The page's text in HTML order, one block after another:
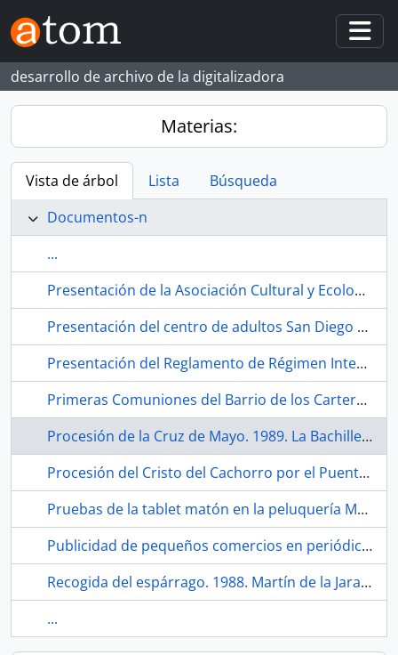
Skip to main content
desarrollo de archivo de la digitalizadora
Materias:
Vista de árbol Lista
Búsqueda
Documentos-n
...
Presentación de la Asociación Cultural y Ecologista Comité Pro Parque Educativo Miraflores durante la semana cultural del Centro de Educación de Adultos San Diego- Los Carteros. 1991. Sevilla (España).
Presentación del centro de adultos San Diego Los Carteros. Habla San Diego Television. 1990-12. Sevilla (España).
Presentación del Reglamento de Régimen Interno del CEA a través de las voces del alumnado. 1989. Sevilla (España).
Primeras Comuniones del Barrio de los Carteros. 2021. Sevilla (España).
Procesión de la Cruz de Mayo. 1989. La Bachillera (barrio, Sevilla, España, ca.1948-)
Procesión del Cristo del Cachorro por el Puente de Triana. Hacia 1979. Sevilla (España)
Pruebas de la tablet matón en la peluquería Mari Carmen. Barrio de San Diego. 2021. Sevilla (España).
Publicidad de pequeños comercios en periódico Habla San Diego. 2021. Sevilla (España)
Recogida del espárrago. 1988. Martín de la Jara (Sevilla, España)
...